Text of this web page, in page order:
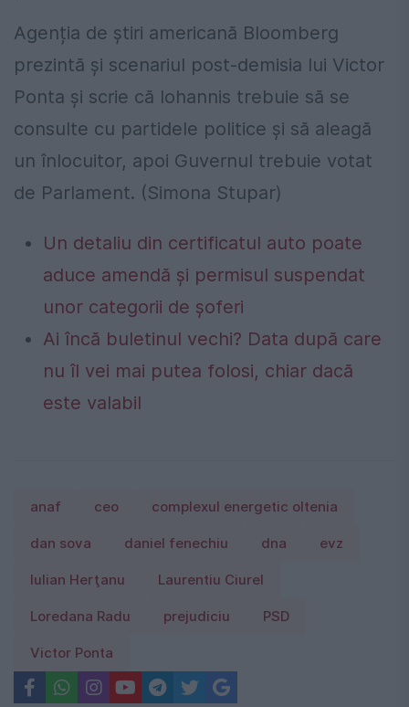
Agenția de știri americană Bloomberg
prezintă și scenariul post-demisia lui Victor
Ponta și scrie că Iohannis trebuie să se
consulte cu partidele politice și să aleagă
un înlocuitor, apoi Guvernul trebuie votat
de Parlament. (Simona Stupar)
Un detaliu din certificatul auto poate
aduce amendă și permisul suspendat
unor categorii de șoferi
Ai încă buletinul vechi? Data după care
nu îl vei mai putea folosi, chiar dacă
este valabil
anaf ceo complexul energetic oltenia
dan sova daniel fenechiu dna evz
Iulian Herţanu Laurentiu Ciurel
Loredana Radu prejudiciu PSD
Victor Ponta